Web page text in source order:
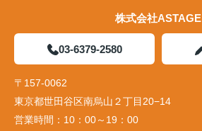
株式会社ASTAGE
03-6379-2580
〒157-0062
東京都世田谷区南烏山２丁目20−14
営業時間： 10：00～19：00